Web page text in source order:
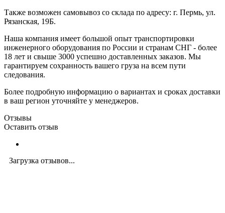
Также возможен самовывоз со склада по адресу: г. Пермь, ул.
Рязанская, 19Б.
Наша компания имеет большой опыт транспортировки
инженерного оборудования по России и странам СНГ - более
18 лет и свыше 3000 успешно доставленных заказов. Мы
гарантируем сохранность вашего груза на всем пути
следования.
Более подробную информацию о вариантах и сроках доставки
в ваш регион уточняйте у менеджеров.
Отзывы
Оставить отзыв
Загрузка отзывов...